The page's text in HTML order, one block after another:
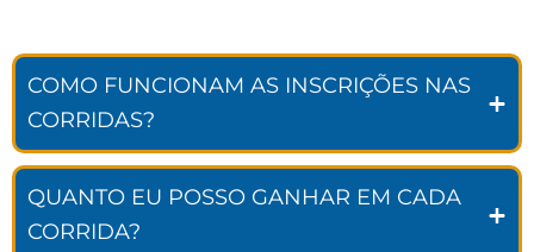
COMO FUNCIONAM AS INSCRIÇÕES NAS
CORRIDAS?
QUANTO EU POSSO GANHAR EM CADA
CORRIDA?